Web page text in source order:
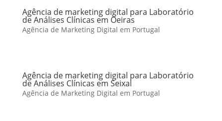
Agência de marketing digital para Laboratório
de Análises Clínicas em Oeiras
Agência de Marketing Digital em Portugal
Agência de marketing digital para Laboratório
de Análises Clínicas em Seixal
Agência de Marketing Digital em Portugal